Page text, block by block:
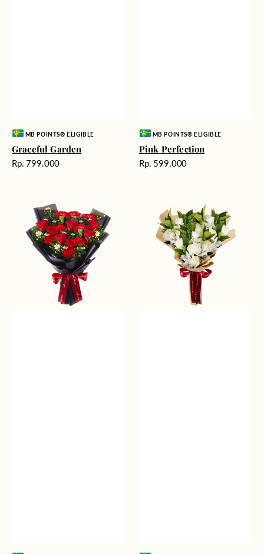
Vendor:MB POINTS® ELIGIBLE
Graceful Garden
Harga
Rp. 799.000
Vendor:MB POINTS® ELIGIBLE
Pink Perfection
Harga
Rp. 599.000
Passion
Blossoms